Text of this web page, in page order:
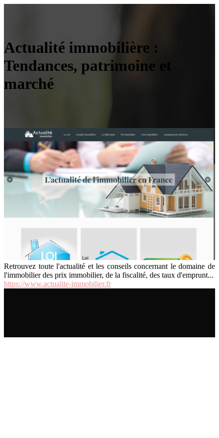
Actualité immobilière :
Tendances, patrimoine et
marché
Retrouvez toute l'actualité et les conseils concernant le domaine de
l'immobilier des prix immobilier, de la fiscalité, des taux d'emprunt...
https://www.actualite-immobilier.fr